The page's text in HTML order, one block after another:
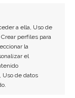
a ella, Uso de
perfiles para
la
el
Uso de datos